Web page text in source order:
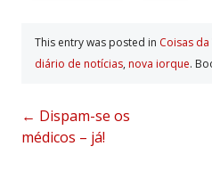
This entry was posted in Coisas da
diário de notí­cias, nova iorque.
Post
navigation
← Dispam-se os
médicos – já!